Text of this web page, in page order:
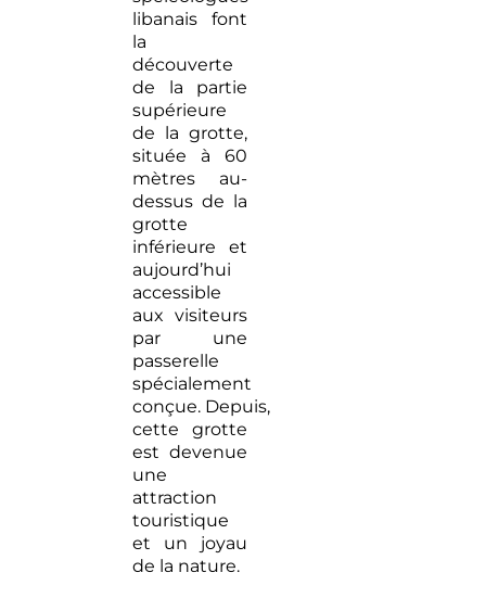
libanais font
la
découverte
de la partie
supérieure
de la grotte,
située à 60
mètres au-
dessus de la
grotte
inférieure et
aujourd’hui
accessible
aux visiteurs
par une
passerelle
spécialement
conçue. Depuis,
cette grotte
est devenue
une
attraction
touristique
et un joyau
de la nature.